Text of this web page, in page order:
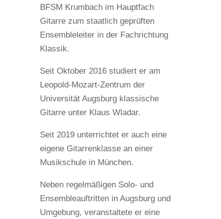
BFSM Krumbach im Hauptfach
Gitarre zum staatlich geprüften
Ensembleleiter in der Fachrichtung
Klassik.
Seit Oktober 2016 studiert er am
Leopold-Mozart-Zentrum der
Universität Augsburg klassische
Gitarre unter Klaus Wladar.
Seit 2019 unterrichtet er auch eine
eigene Gitarrenklasse an einer
Musikschule in München.
Neben regelmäßigen Solo- und
Ensembleauftritten in Augsburg und
Umgebung, veranstaltete er eine